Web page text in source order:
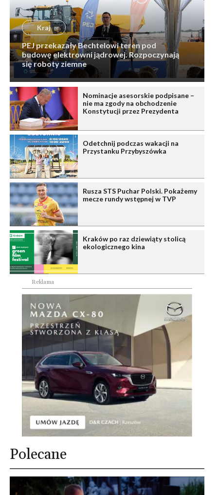
Kraj
PEJ przekazały Bechtelowi teren pod
budowę elektrowni jądrowej. Rozpoczynają
się roboty ziemne
Nominacje asesorskie podpisane –
nie ma zgody na obchodzenie
Konstytucji przez Prezydenta
Odetchnij podczas wakacji na
Przystanku Przybyszówka
Rusza STS Puchar Polski. Pokażemy
mecze rundy wstępnej w TVP
Kraków po raz dziewiąty stolicą
ekologicznego kina
Reklama
Polecane